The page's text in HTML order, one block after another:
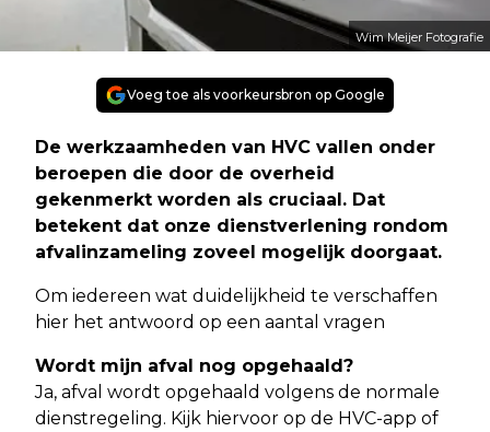
Wim Meijer Fotografie
Voeg toe als voorkeursbron op Google
De werkzaamheden van HVC vallen onder
beroepen die door de overheid
gekenmerkt worden als cruciaal. Dat
betekent dat onze dienstverlening rondom
afvalinzameling zoveel mogelijk doorgaat.
Om iedereen wat duidelijkheid te verschaffen
hier het antwoord op een aantal vragen
Wordt mijn afval nog opgehaald?
Ja, afval wordt opgehaald volgens de normale
dienstregeling. Kijk hiervoor op de HVC-app of